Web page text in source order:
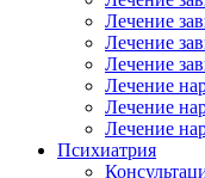
Лечение
Лечение
Лечение
Лечение
Лечение
Лечение
Психиатрия